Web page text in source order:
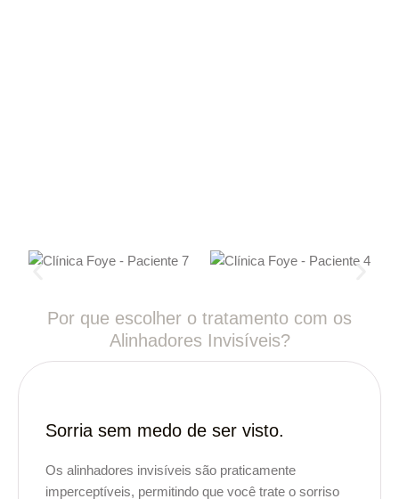
Por que escolher o tratamento com os
Alinhadores Invisíveis?
Sorria sem medo de ser visto.
Os alinhadores invisíveis são praticamente
imperceptíveis, permitindo que você trate o sorriso